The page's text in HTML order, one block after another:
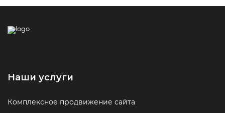
Наши услуги
Комплексное продвижение сайта